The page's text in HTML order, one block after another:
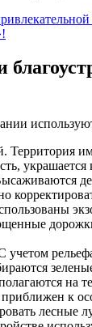
Территория
на
к
лесные